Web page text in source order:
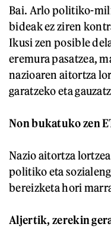
Bai. Arlo politiko-
bideak ez ziren
Ikusi zen posible
eremura pasatzea,
nazioaren aitortza
garatzeko eta
Non bukatuko zen
Nazio aitortza
politiko eta
bereizketa hori
Aljertik, zerekin